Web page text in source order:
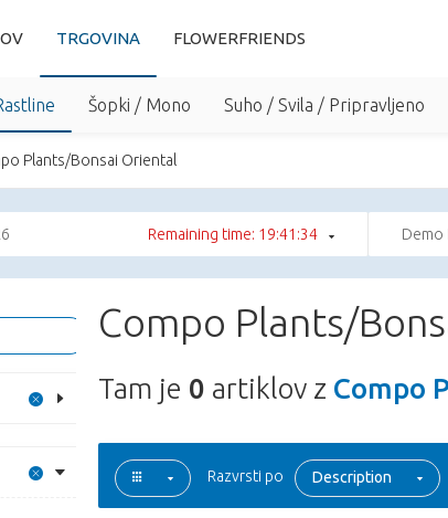
TRGOVINA FLOWERFRIENDS
Šopki / Mono Suho / Svila / Pripravljeno
Plants/Bonsai Oriental
Remaining time: 19:41:33 Demo
Compo Plants/
Tam je 0 artiklov z Compo
Razvrsti po Description